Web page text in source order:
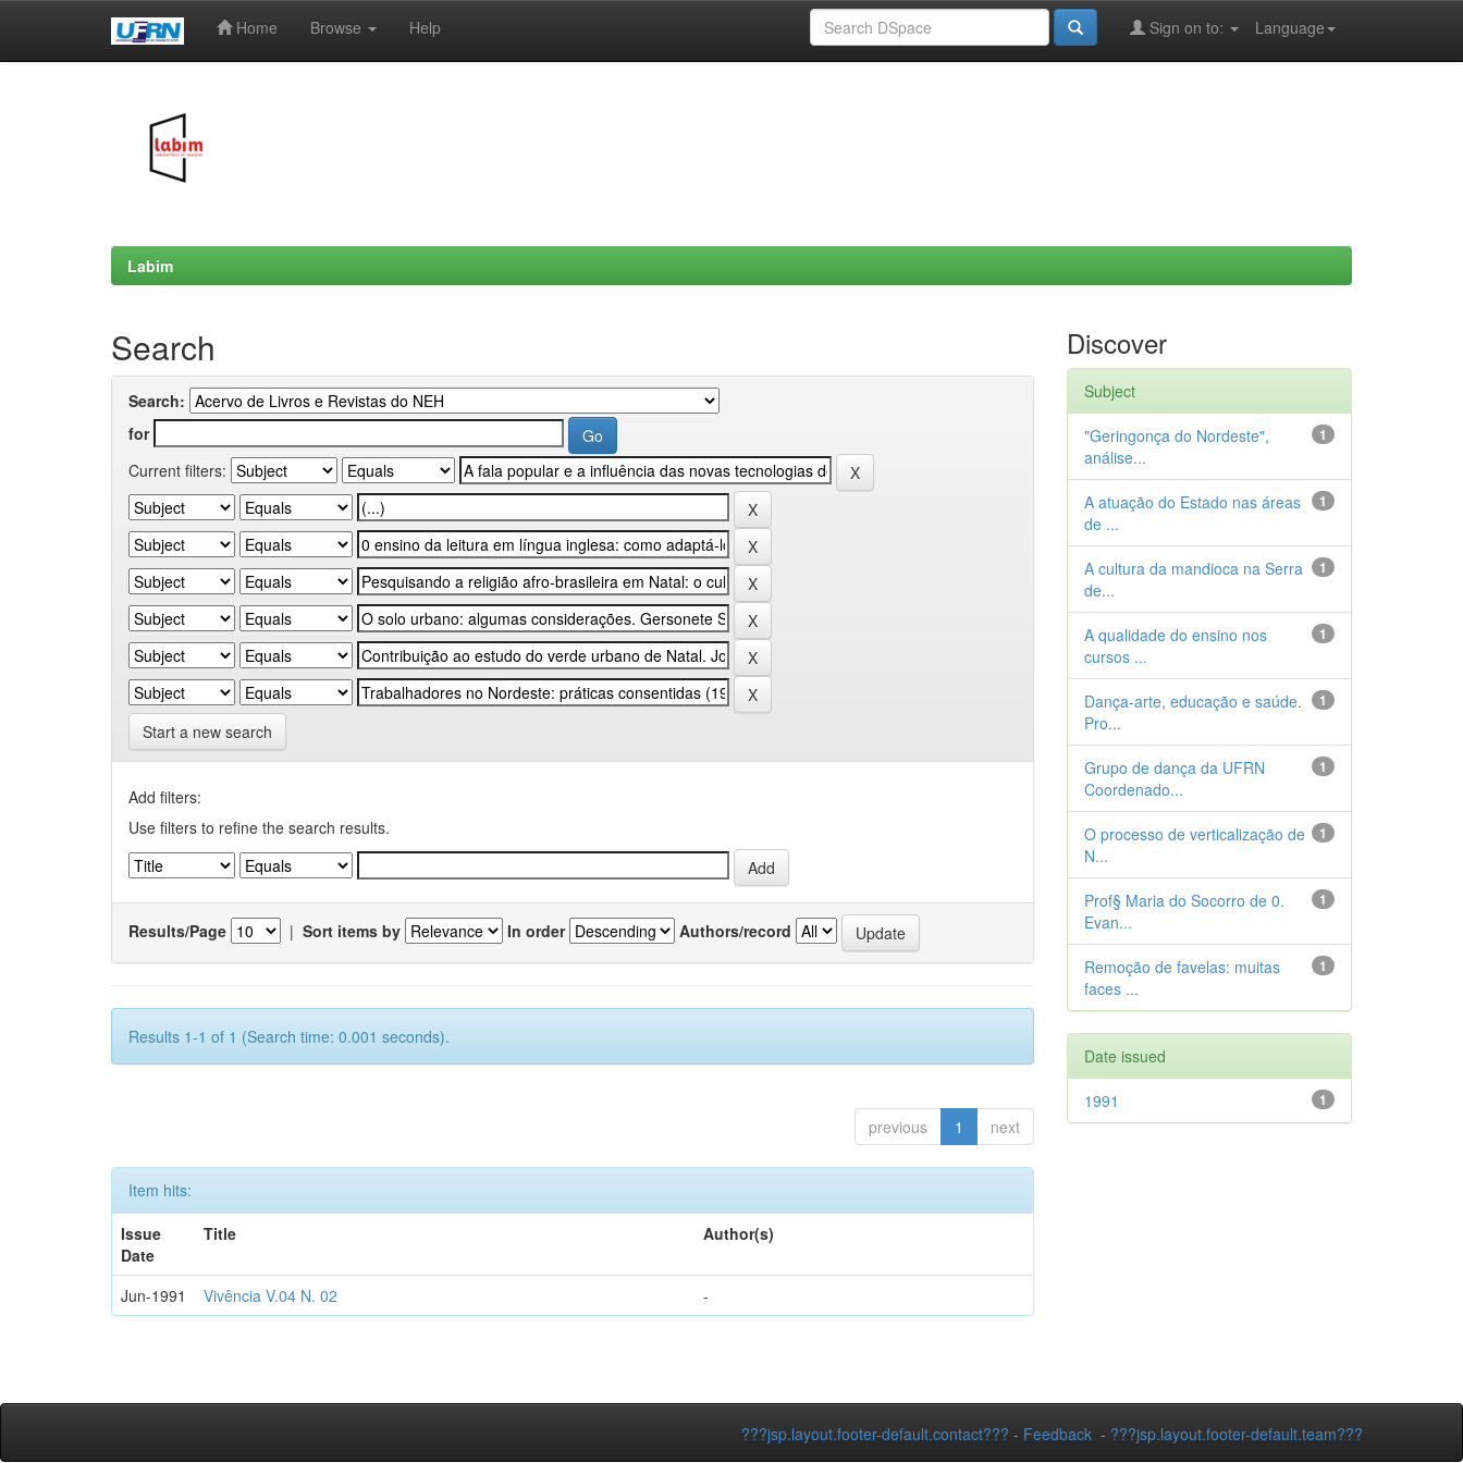
Home Browse Help Language
Sign on to:
Labim
Search
Search:
for
Current filters:
Start a new search
Add filters:
Use filters to refine the search results.
Results/Page | Sort items by In order Authors/record
Results 1-1 of 1 (Search time: 0.001 seconds).
previous 1 next
Item hits:
Issue
Date
Title Author(s)
Jun-1991 Vivência V.04 N. 02 -
Discover
Subject
1
"Geringonça do Nordeste",
análise...
1
A atuação do Estado nas áreas
de ...
1
A cultura da mandioca na Serra
de...
1
A qualidade do ensino nos
cursos ...
1
Dança-arte, educação e saúde.
Pro...
1
Grupo de dança da UFRN
Coordenado...
1
O processo de verticalização de
N...
1
Prof§ Maria do Socorro de 0.
Evan...
1
Remoção de favelas: muitas
faces ...
Date issued
1
1991
???jsp.layout.footer-default.contact??? - Feedback - ???jsp.layout.footer-default.team???